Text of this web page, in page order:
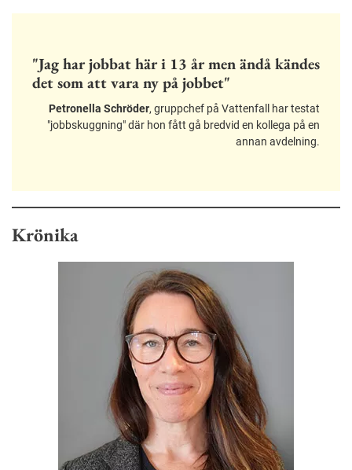
"Jag har jobbat här i 13 år men ändå kändes
det som att vara ny på jobbet"
Petronella Schröder, gruppchef på Vattenfall har testat
"jobbskuggning" där hon fått gå bredvid en kollega på en
annan avdelning.
Krönika